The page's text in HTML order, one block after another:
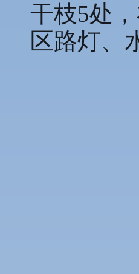
干枝5处
区路灯、